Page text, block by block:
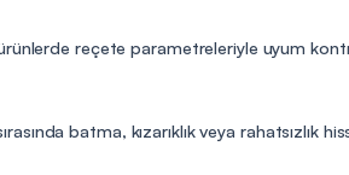
reçete parametreleriyle uyum
batma, kızarıklık veya rahatsızlık